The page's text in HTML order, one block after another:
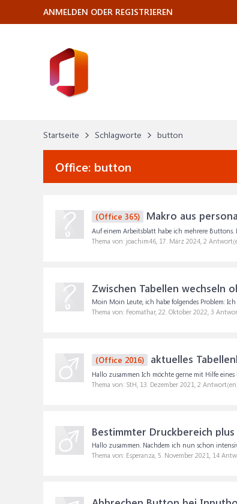
Startseite Schlagworte button
Office: button
(Office 365) Makro aus
Auf einem Arbeitsblatt habe ich mehrere Buttons.
Thema von: joachim46, 17. März 2024, 2
Zwischen Tabellen wechseln
Moin Moin Leute, ich habe folgendes Problem:
Thema von: Feomathar, 22. Oktober 2022, 3
(Office 2016) aktuelles
Hallo zusammen Ich möchte gerne mit Hilfe
Thema von: StH, 13. Dezember 2021, 2
Bestimmter Druckbereich
Hallo zusammen. Nachdem ich nun schon
Thema von: Esperanza, 5. November 2021, 14
ANMELDEN ODER REGISTRIEREN